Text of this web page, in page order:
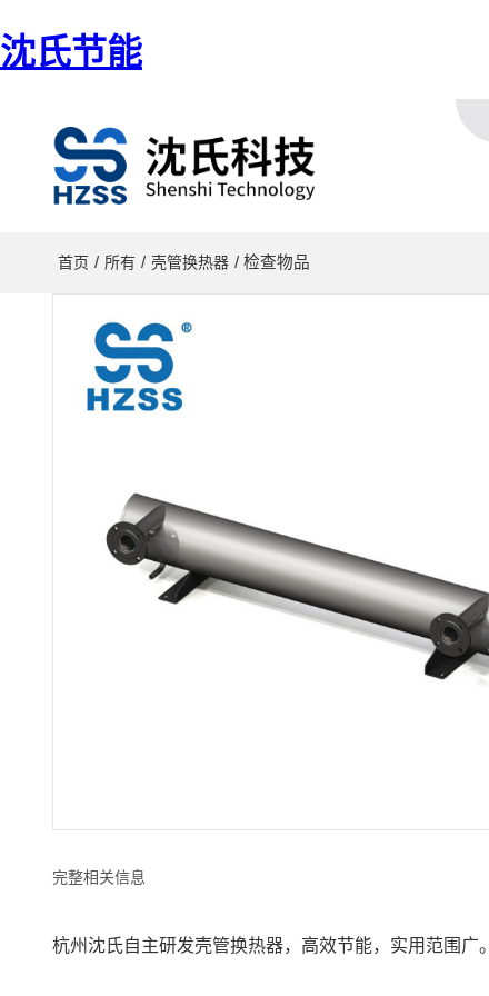
沈氏节能
首页 / 所有 / 壳管换热器 / 检查物品
完整相关信息
杭州沈氏自主研发壳管换热器，高效节能，实用范围广。